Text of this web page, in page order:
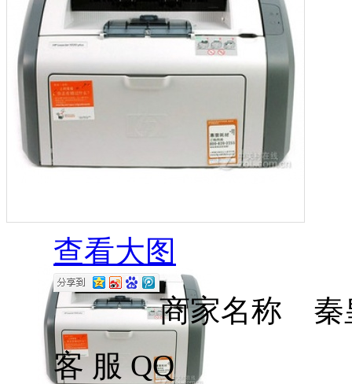
查看大图
商家名称 秦
客 服 QQ